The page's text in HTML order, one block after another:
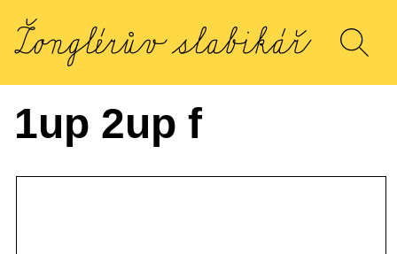
1up 2up f